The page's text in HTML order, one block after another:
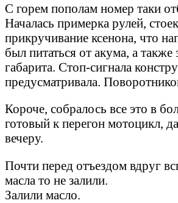
С горем пополам номер таки
Началась примерка рулей,
прикручивание ксенона, что
был питаться от акума, а также
габарита. Стоп-сигнала
предусматривала.
Короче, собралось все это в
готовый к перегон мотоцикл,
вечеру.
Почти перед отъездом вдруг
масла то не залили.
Залили масло.